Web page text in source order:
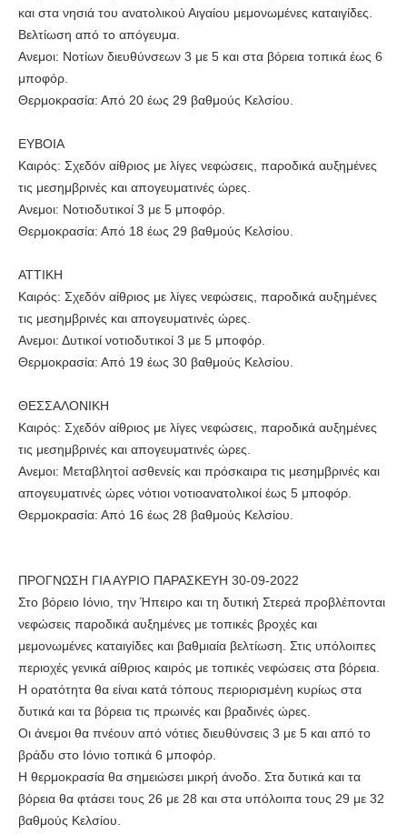
και στα νησιά του ανατολικού Αιγαίου μεμονωμένες καταιγίδες.
Βελτίωση από το απόγευμα.
Ανεμοι: Νοτίων διευθύνσεων 3 με 5 και στα βόρεια τοπικά έως 6
μποφόρ.
Θερμοκρασία: Από 20 έως 29 βαθμούς Κελσίου.
ΕΥΒΟΙΑ
Καιρός: Σχεδόν αίθριος με λίγες νεφώσεις, παροδικά αυξημένες
τις μεσημβρινές και απογευματινές ώρες.
Ανεμοι: Νοτιοδυτικοί 3 με 5 μποφόρ.
Θερμοκρασία: Από 18 έως 29 βαθμούς Κελσίου.
ΑΤΤΙΚΗ
Καιρός: Σχεδόν αίθριος με λίγες νεφώσεις, παροδικά αυξημένες
τις μεσημβρινές και απογευματινές ώρες.
Ανεμοι: Δυτικοί νοτιοδυτικοί 3 με 5 μποφόρ.
Θερμοκρασία: Από 19 έως 30 βαθμούς Κελσίου.
ΘΕΣΣΑΛΟΝΙΚΗ
Καιρός: Σχεδόν αίθριος με λίγες νεφώσεις, παροδικά αυξημένες
τις μεσημβρινές και απογευματινές ώρες.
Ανεμοι: Μεταβλητοί ασθενείς και πρόσκαιρα τις μεσημβρινές και
απογευματινές ώρες νότιοι νοτιοανατολικοί έως 5 μποφόρ.
Θερμοκρασία: Από 16 έως 28 βαθμούς Κελσίου.
ΠΡΟΓΝΩΣΗ ΓΙΑ ΑΥΡΙΟ ΠΑΡΑΣΚΕΥΗ 30-09-2022
Στο βόρειο Ιόνιο, την Ήπειρο και τη δυτική Στερεά προβλέπονται
νεφώσεις παροδικά αυξημένες με τοπικές βροχές και
μεμονωμένες καταιγίδες και βαθμιαία βελτίωση. Στις υπόλοιπες
περιοχές γενικά αίθριος καιρός με τοπικές νεφώσεις στα βόρεια.
Η ορατότητα θα είναι κατά τόπους περιορισμένη κυρίως στα
δυτικά και τα βόρεια τις πρωινές και βραδινές ώρες.
Οι άνεμοι θα πνέουν από νότιες διευθύνσεις 3 με 5 και από το
βράδυ στο Ιόνιο τοπικά 6 μποφόρ.
Η θερμοκρασία θα σημειώσει μικρή άνοδο. Στα δυτικά και τα
βόρεια θα φτάσει τους 26 με 28 και στα υπόλοιπα τους 29 με 32
βαθμούς Κελσίου.